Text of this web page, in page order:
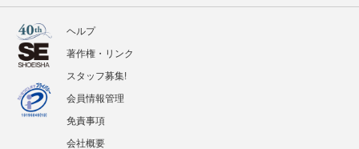
ヘルプ
著作権・リンク
スタッフ募集!
会員情報管理
免責事項
会社概要